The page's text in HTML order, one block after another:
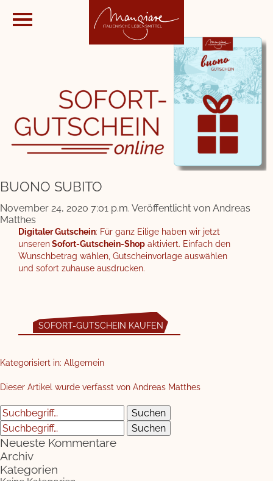
BUONO SUBITO
November 24, 2020 7:01 p.m. Veröffentlicht von Andreas
Matthes
Digitaler Gutschein: Für ganz Eilige haben wir jetzt
unserenSofort-Gutschein-Shop aktiviert. Einfach den
Wunschbetrag wählen, Gutscheinvorlage auswählen
und sofort zuhause ausdrucken.
SOFORT-GUTSCHEIN KAUFEN
Kategorisiert in: Allgemein
Dieser Artikel wurde verfasst von Andreas Matthes
Suchen
Suchen
Neueste Kommentare
Archiv
Kategorien